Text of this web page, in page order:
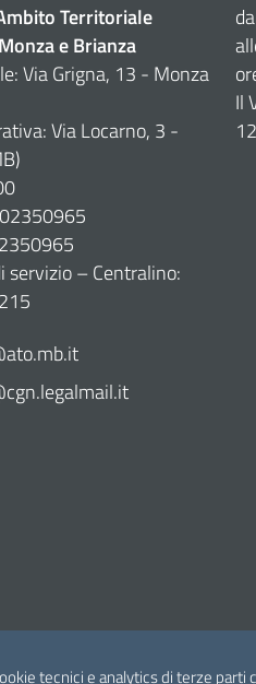
tecnici e analytics di terze parti
Territoriale
e Brianza
Via Grigna, 13 - Monza
Via Locarno, 3 -
servizio – Centralino:
Il